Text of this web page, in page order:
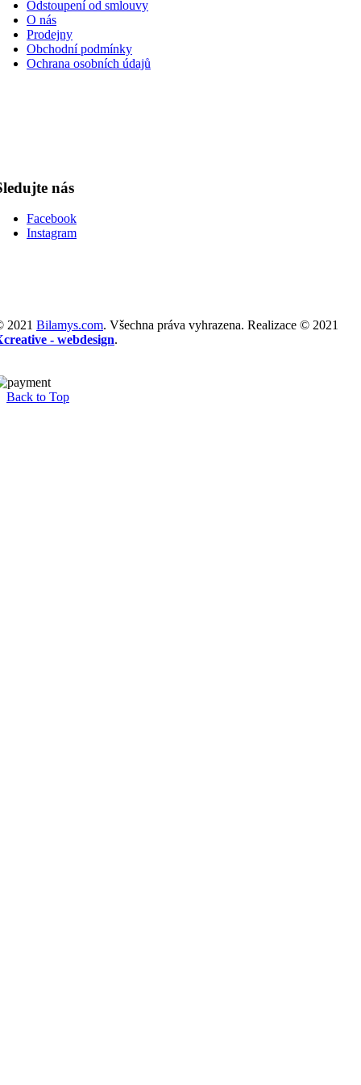
Odstoupení od smlouvy
O nás
Prodejny
Obchodní podmínky
Ochrana osobních údajů
nás
Facebook
Instagram
2021 Bilamys.com. Všechna práva vyhrazena. Realizace © 2021
- webdesign.
Back to Top